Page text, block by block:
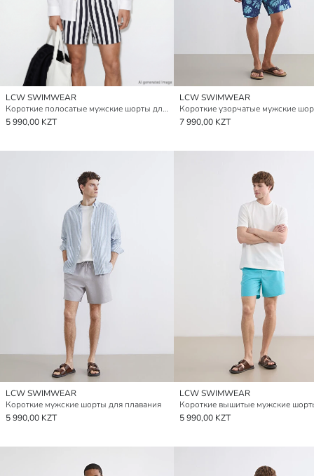
LCW SWIMWEAR
Короткие полосатые мужские шорты для плавания
5 990,00 KZT
LCW SWIMWEAR
7 990,00 KZT
LCW SWIMWEAR
Короткие мужские шорты для плавания
5 990,00 KZT
LCW SWIMWEAR
5 990,00 KZT